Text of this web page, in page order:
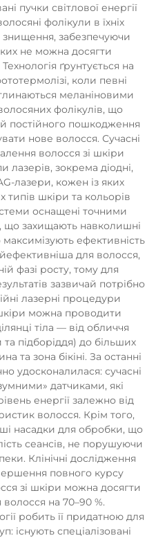
пучки світлової енергії
фолікули в їхніх
знищення, забезпечуючи
не можна досягти
ґрунтується на
коли певні
меланіновими
фолікулів, що
постійного пошкодження
нове волосся. Сучасні
волосся зі шкіри
лазерів, зокрема діодні,
лазери, кожен із яких
типів шкіри та кольорів
оснащені точними
що захищають навколишні
ефективність
для волосся,
фазі росту, тому для
зазвичай потрібно
лазерні процедури
можна проводити
тіла — від обличчя
підборіддя) до більших
та зона бікіні. За останні
удосконалилася: сучасні
датчиками, які
енергії залежно від
волосся. Крім того,
насадки для обробки, що
сеансів, не порушуючи
Клінічні дослідження
повного курсу
зі шкіри можна досягти
на 70–90 %.
робить її придатною для
існують спеціалізовані